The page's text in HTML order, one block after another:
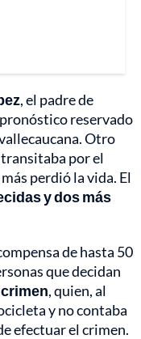
, el padre de
reservado
Otro
transitaba por el
perdió la vida. El
y dos más
de hasta 50
que decidan
crimen, quien, al
y no contaba
efectuar el crimen.